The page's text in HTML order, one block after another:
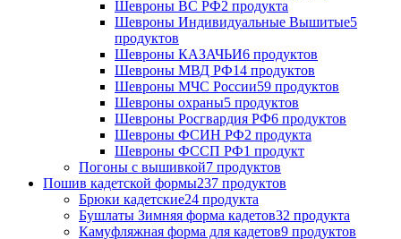
Шевроны ВС РФ2 продукта
Шевроны Индивидуальные Вышитые5
продуктов
Шевроны КАЗАЧЬИ6 продуктов
Шевроны МВД РФ14 продуктов
Шевроны МЧС России59 продуктов
Шевроны охраны5 продуктов
Шевроны Росгвардия РФ6 продуктов
Шевроны ФСИН РФ2 продукта
Шевроны ФССП РФ1 продукт
Погоны с вышивкой7 продуктов
Пошив кадетской формы237 продуктов
Брюки кадетские24 продукта
Бушлаты Зимняя форма кадетов32 продукта
Камуфляжная форма для кадетов9 продуктов